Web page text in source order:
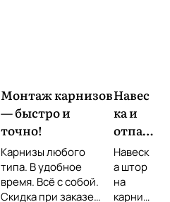
Монтаж карнизов
— быстро и
точно!
Карнизы любого
типа. В удобное
время. Всё с собой.
Скидка при заказе
Навес
ка и
отпар
ивани
е
штор
Навеск
а штор
на
карниз